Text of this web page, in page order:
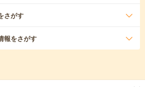
さがす
報をさがす